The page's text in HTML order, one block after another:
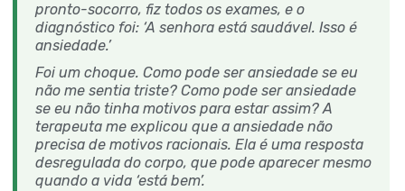
pronto-socorro, fiz todos os exames, e o
diagnóstico foi: ‘A senhora está saudável. Isso é
ansiedade.’
Foi um choque. Como pode ser ansiedade se eu
não me sentia triste? Como pode ser ansiedade
se eu não tinha motivos para estar assim? A
terapeuta me explicou que a ansiedade não
precisa de motivos racionais. Ela é uma resposta
desregulada do corpo, que pode aparecer mesmo
quando a vida ‘está bem’.